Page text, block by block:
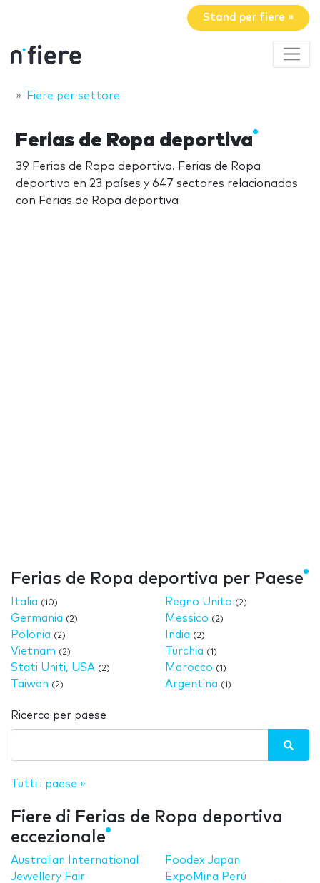
Stand per fiere »
Fiere per settore
Ferias de Ropa deportiva
39 Ferias de Ropa deportiva. Ferias de Ropa
deportiva en 23 países y 647 sectores relacionados
con Ferias de Ropa deportiva
Ferias de Ropa deportiva per Paese
Italia (10)
Germania (2)
Polonia (2)
Vietnam (2)
Stati Uniti, USA (2)
Taiwan (2)
Regno Unito (2)
Messico (2)
India (2)
Turchia (1)
Marocco (1)
Argentina (1)
Ricerca per paese
Tutti i paese »
Fiere di Ferias de Ropa deportiva
eccezionale
Australian International
Jewellery Fair
Foodex Japan
ExpoMina Perú